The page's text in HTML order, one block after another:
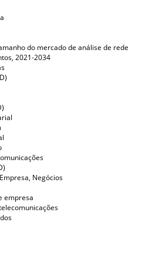
do mercado de análise de rede
2021-2034
Negócios
empresa